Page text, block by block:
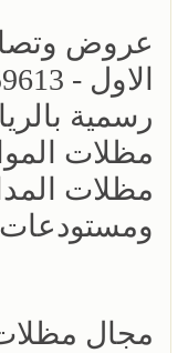
عروض
رسمية
مظلات
مظلات
ومستودعات
مجال مظلات